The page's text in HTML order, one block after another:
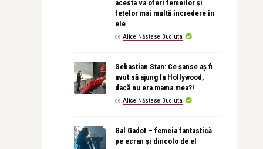
acesta va oferi femeilor și
fetelor mai multă încredere în
ele
de Alice Năstase Buciuta
Sebastian Stan: Ce șanse aș fi
avut să ajung la Hollywood,
dacă nu era mama mea?!
de Alice Năstase Buciuta
Gal Gadot – femeia fantastică
pe ecran și dincolo de el